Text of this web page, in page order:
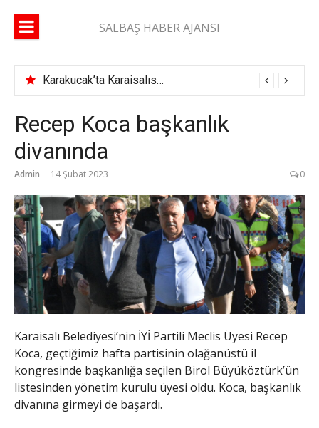
SALBAŞ HABER AJANSI
Karakucak’ta Karaisalıspor fırtınası
Recep Koca başkanlık
divanında
Admin 14 Şubat 2023 0
Karaisalı Belediyesi’nin İYİ Partili Meclis Üyesi Recep
Koca, geçtiğimiz hafta partisinin olağanüstü il
kongresinde başkanlığa seçilen Birol Büyüköztürk’ün
listesinden yönetim kurulu üyesi oldu. Koca, başkanlık
divanına girmeyi de başardı.